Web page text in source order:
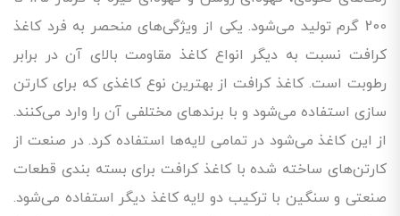
200 گرم تولید می‌شود. یکی از ویژگی‌های منحصر به فرد کاغذ
کرافت نسبت به دیگر انواع کاغذ مقاومت بالای آن در برابر
رطوبت است. کاغذ کرافت از بهترین نوع کاغذی که برای کارتن
سازی استفاده می‌شود و با برند‌های مختلفی آن را وارد می‌کنند.
از این کاغذ می‌شود در تمامی لایه‌ها استفاده کرد. در صنعت از
کارتن‌های ساخته شده با کاغذ کرافت برای بسته بندی قطعات
صنعتی و سنگین با ترکیب دو لایه کاغذ دیگر استفاده می‌شود.